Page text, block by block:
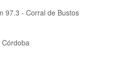
97.3 - Corral de Bustos